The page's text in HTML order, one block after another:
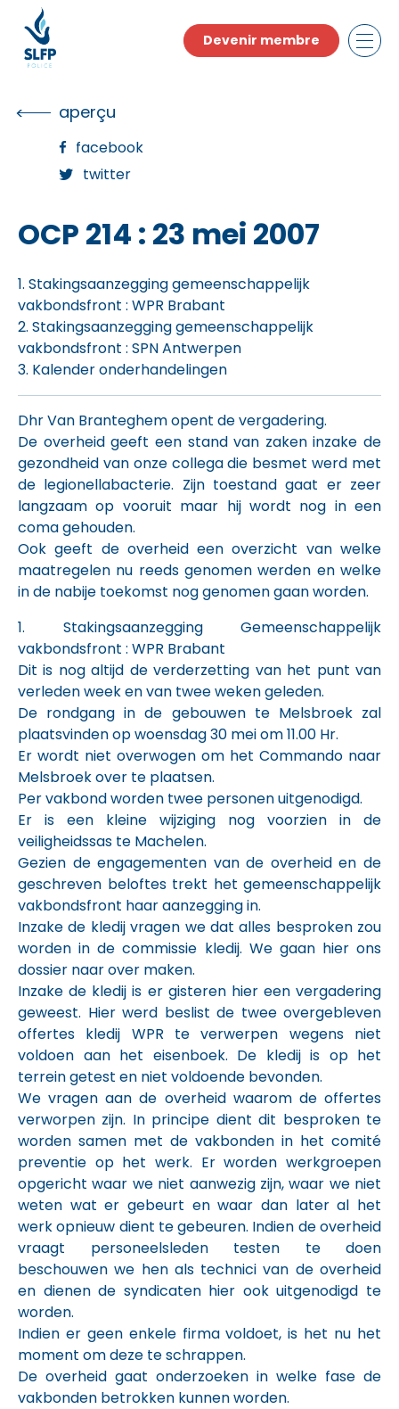
content
Devenir membre
aperçu
facebook
twitter
OCP 214 : 23 mei 2007
1. Stakingsaanzegging gemeenschappelijk
vakbondsfront : WPR Brabant
2. Stakingsaanzegging gemeenschappelijk
vakbondsfront : SPN Antwerpen
3. Kalender onderhandelingen
Dhr Van Branteghem opent de vergadering.
De overheid geeft een stand van zaken inzake de
gezondheid van onze collega die besmet werd met
de legionellabacterie. Zijn toestand gaat er zeer
langzaam op vooruit maar hij wordt nog in een
coma gehouden.
Ook geeft de overheid een overzicht van welke
maatregelen nu reeds genomen werden en welke
in de nabije toekomst nog genomen gaan worden.
1. Stakingsaanzegging Gemeenschappelijk
vakbondsfront : WPR Brabant
Dit is nog altijd de verderzetting van het punt van
verleden week en van twee weken geleden.
De rondgang in de gebouwen te Melsbroek zal
plaatsvinden op woensdag 30 mei om 11.00 Hr.
Er wordt niet overwogen om het Commando naar
Melsbroek over te plaatsen.
Per vakbond worden twee personen uitgenodigd.
Er is een kleine wijziging nog voorzien in de
veiligheidssas te Machelen.
Gezien de engagementen van de overheid en de
geschreven beloftes trekt het gemeenschappelijk
vakbondsfront haar aanzegging in.
Inzake de kledij vragen we dat alles besproken zou
worden in de commissie kledij. We gaan hier ons
dossier naar over maken.
Inzake de kledij is er gisteren hier een vergadering
geweest. Hier werd beslist de twee overgebleven
offertes kledij WPR te verwerpen wegens niet
voldoen aan het eisenboek. De kledij is op het
terrein getest en niet voldoende bevonden.
We vragen aan de overheid waarom de offertes
verworpen zijn. In principe dient dit besproken te
worden samen met de vakbonden in het comité
preventie op het werk. Er worden werkgroepen
opgericht waar we niet aanwezig zijn, waar we niet
weten wat er gebeurt en waar dan later al het
werk opnieuw dient te gebeuren. Indien de overheid
vraagt personeelsleden testen te doen
beschouwen we hen als technici van de overheid
en dienen de syndicaten hier ook uitgenodigd te
worden.
Indien er geen enkele firma voldoet, is het nu het
moment om deze te schrappen.
De overheid gaat onderzoeken in welke fase de
vakbonden betrokken kunnen worden.